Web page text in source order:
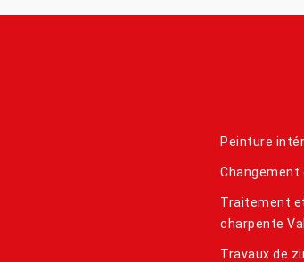
Peinture
Changement
Traitement
charpente
Travaux de